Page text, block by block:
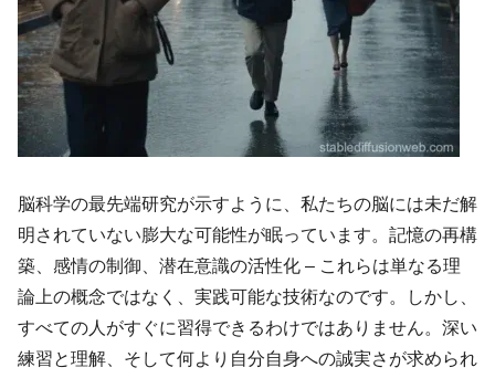
脳科学の最先端研究が示すように、私たちの脳には未だ解
明されていない膨大な可能性が眠っています。記憶の再構
築、感情の制御、潜在意識の活性化 – これらは単なる理
論上の概念ではなく、実践可能な技術なのです。しかし、
すべての人がすぐに習得できるわけではありません。深い
練習と理解、そして何より自分自身への誠実さが求められ